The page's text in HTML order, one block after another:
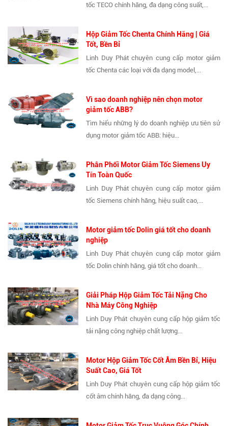
tốc TECO chính hãng, đa dạng công suất,...
Hộp Giảm Tốc Chenta Chính Hãng | Giá
Tốt, Bền Bỉ
Linh Duy Phát chuyên cung cấp motor giảm
tốc Chenta các loại với đa dạng model,...
Vì sao doanh nghiệp nên chọn motor
giảm tốc ABB?
Tìm hiểu những lý do doanh nghiệp ưu tiên sử
dụng motor giảm tốc ABB: hiệu...
Phân Phối Motor Giảm Tốc Siemens Uy
Tín Toàn Quốc
Linh Duy Phát chuyên cung cấp motor giảm
tốc Siemens chính hãng, hiệu suất cao,...
Motor giảm tốc Dolin giá tốt cho doanh
nghiệp
Linh Duy Phát chuyên cung cấp motor giảm
tốc Dolin chính hãng, giá tốt cho doanh...
Giải Pháp Hộp Giảm Tốc Tải Nặng Cho
Nhà Máy Công Nghiệp
Linh Duy Phát chuyên cung cấp hộp giảm tốc
tải nặng công nghiệp chất lượng...
Motor Hộp Giảm Tốc Cốt Âm Bền Bỉ, Hiệu
Suất Cao, Giá Tốt
Linh Duy Phát chuyên cung cấp hộp giảm tốc
cốt âm chính hãng, đa dạng công...